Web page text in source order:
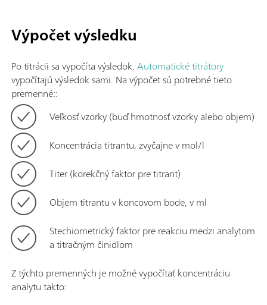
Výpočet výsledku
Po titrácii sa vypočíta výsledok.Automatické titrátory
vypočítajú výsledok sami. Na výpočet sú potrebné tieto
premenné::
Veľkosť vzorky (buď hmotnosť vzorky alebo objem)
Koncentrácia titrantu, zvyčajne v mol/l
Titer (korekčný faktor pre titrant)
Objem titrantu v koncovom bode, v ml
Stechiometrický faktor pre reakciu medzi analytom
a titračným činidlom
Z týchto premenných je možné vypočítať koncentráciu
analytu takto: